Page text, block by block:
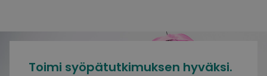
Toimi syöpätutkimuksen hyväksi.